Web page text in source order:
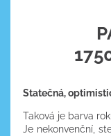
Statečná,
Taková je barva
Je nekonvenční,